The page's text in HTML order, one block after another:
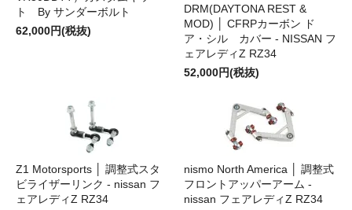
ト By サンダーボルト
62,000円(税抜)
DRM(DAYTONA REST &
MOD) │ CFRPカーボン ド
ア・シル カバー - NISSAN フ
ェアレディZ RZ34
52,000円(税抜)
Z1 Motorsports │ 調整式スタ
ビライザーリンク - nissan フ
ェアレディZ RZ34
nismo North America │ 調整式
フロントアッパーアーム -
nissan フェアレディZ RZ34